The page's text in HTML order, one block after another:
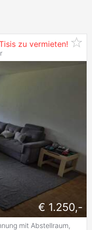
zu vermieten!
€ 1.250,-
mit Abstellraum,